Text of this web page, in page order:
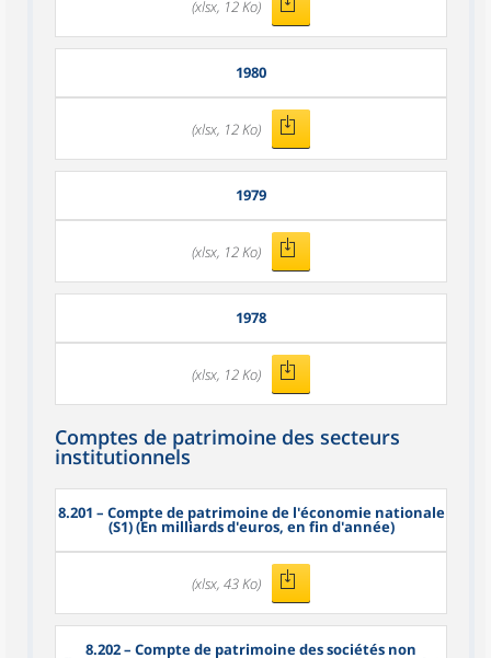
(xlsx, 12 Ko)
1980
(xlsx, 12 Ko)
1979
(xlsx, 12 Ko)
1978
(xlsx, 12 Ko)
Comptes de patrimoine des secteurs
institutionnels
8.201 – Compte de patrimoine de l'économie nationale
(S1) (En milliards d'euros, en fin d'année)
(xlsx, 43 Ko)
8.202– Compte de patrimoine des sociétés non